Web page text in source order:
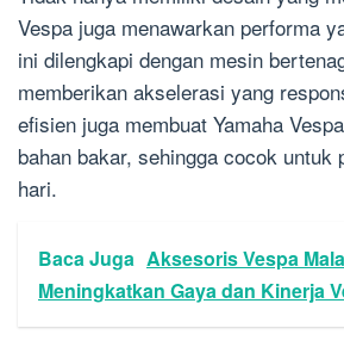
Vespa juga menawarkan performa
ini dilengkapi dengan mesin
memberikan akselerasi yang
efisien juga membuat Yamaha
bahan bakar, sehingga cocok untuk
hari.
Baca Juga Aksesoris Vespa
Meningkatkan Gaya dan Kinerja